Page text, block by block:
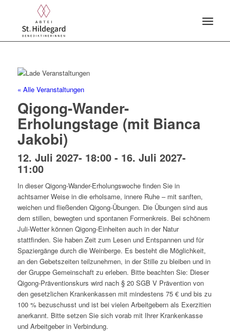
« Alle Veranstaltungen
Qigong-Wander-
Erholungstage (mit Bianca
Jakobi)
12. Juli 2027- 18:00- 16. Juli 2027-
11:00
In dieser Qigong-Wander-Erholungswoche finden Sie in
achtsamer Weise in die erholsame, innere Ruhe – mit sanften,
weichen und fließenden Qigong-Übungen. Die Übungen sind aus
dem stillen, bewegten und spontanen Formenkreis. Bei schönem
Juli-Wetter können Qigong-Einheiten auch in der Natur
stattfinden. Sie haben Zeit zum Lesen und Entspannen und für
Spaziergänge durch die Weinberge. Es besteht die Möglichkeit,
an den Gebetszeiten teilzunehmen, in der Stille zu bleiben und in
der Gruppe Gemeinschaft zu erleben. Bitte beachten Sie: Dieser
Qigong-Präventionskurs wird nach § 20 SGB V Prävention von
den gesetzlichen Krankenkassen mit mindestens 75 € und bis zu
100 % bezuschusst und ist bei vielen Arbeitgebern als Exerzitien
anerkannt. Bitte setzen Sie sich vorab mit Ihrer Krankenkasse
und Arbeitgeber in Verbindung.